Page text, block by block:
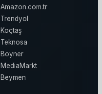
Amazon.com.tr
Trendyol
Koçtaş
Teknosa
Boyner
MediaMarkt
Beymen